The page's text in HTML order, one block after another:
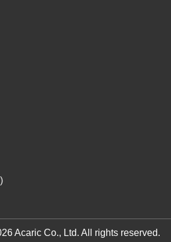
Acaric Co., Ltd. All rights reserved.